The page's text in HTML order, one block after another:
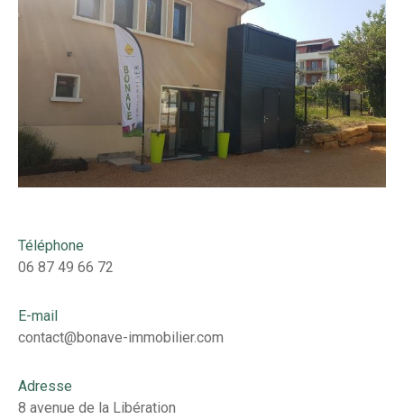
Téléphone
06 87 49 66 72
E-mail
contact@bonave-immobilier.com
Adresse
8 avenue de la Libération